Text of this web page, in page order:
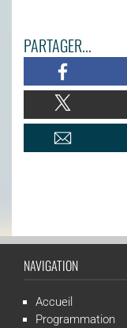
PARTAGER...
NAVIGATION
Accueil
Programmation